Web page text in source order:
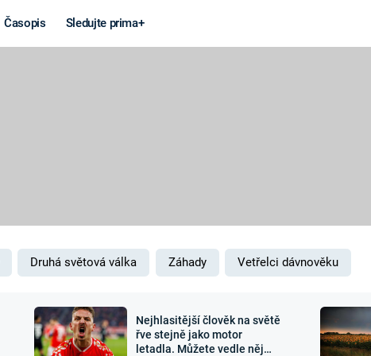
Časopis Sledujte prima+
MARS
Záhady a
Zajímavosti
Druhá světová válka Záhady Vetřelci dávnověku
Nejhlasitější člověk na světě
řve stejně jako motor
letadla. Můžete vedle něj